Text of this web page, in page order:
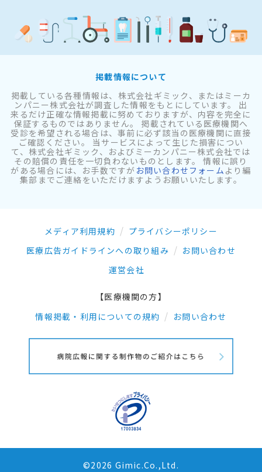
掲載情報について
掲載している各種情報は、株式会社ギミック、またはミーカ
ンパニー株式会社が調査した情報をもとにしています。 出
来るだけ正確な情報掲載に努めておりますが、内容を完全に
保証するものではありません。 掲載されている医療機関へ
受診を希望される場合は、事前に必ず該当の医療機関に直接
ご確認ください。 当サービスによって生じた損害につい
て、株式会社ギミック、およびミーカンパニー株式会社では
その賠償の責任を一切負わないものとします。 情報に誤り
がある場合には、お手数ですが お問い合わせフォーム より編
集部までご連絡をいただけますようお願いいたします。
メディア利用規約
プライバシーポリシー
医療広告ガイドラインへの取り組み
お問い合わせ
運営会社
【医療機関の方】
情報掲載・利用についての規約
お問い合わせ
©2026 Gimic.Co.,Ltd.